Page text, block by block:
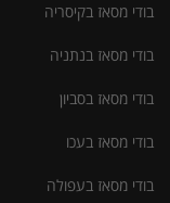
בודי מסאז בקיסריה
בודי מסאז בנתניה
בודי מסאז בסביון
בודי מסאז בעכו
בודי מסאז בעפולה